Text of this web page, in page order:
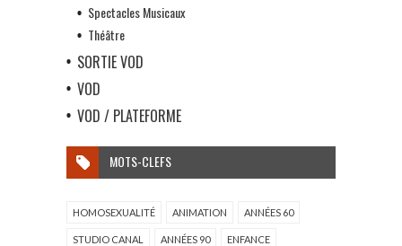
Spectacles Musicaux
Théâtre
SORTIE VOD
VOD
VOD / PLATEFORME
MOTS-CLEFS
HOMOSEXUALITÉ ANIMATION ANNÉES 60
STUDIO CANAL ANNÉES 90 ENFANCE